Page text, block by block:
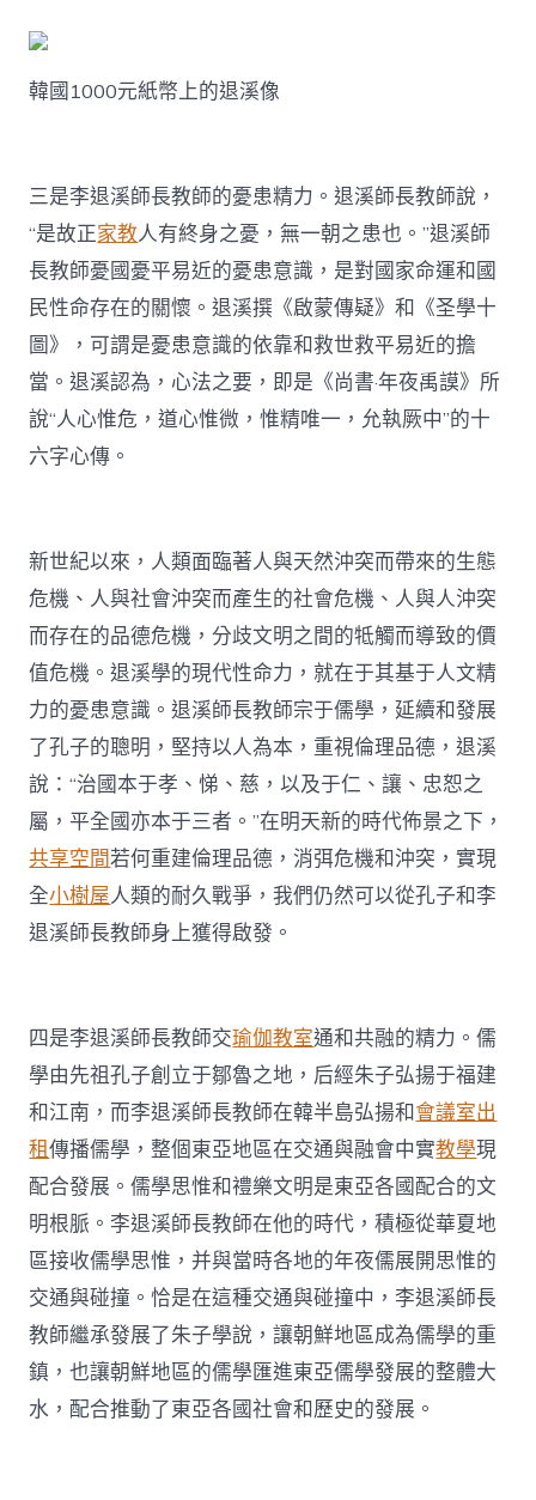
韓國1000元紙幣上的退溪像
三是李退溪師長教師的憂患精力。退溪師長教師說，
“是故正家教人有終身之憂，無一朝之患也。”退溪師
長教師憂國憂平易近的憂患意識，是對國家命運和國
民性命存在的關懷。退溪撰《啟蒙傳疑》和《圣學十
圖》，可謂是憂患意識的依靠和救世救平易近的擔
當。退溪認為，心法之要，即是《尚書·年夜禹謨》所
說“人心惟危，道心惟微，惟精唯一，允執厥中”的十
六字心傳。
新世紀以來，人類面臨著人與天然沖突而帶來的生態
危機、人與社會沖突而產生的社會危機、人與人沖突
而存在的品德危機，分歧文明之間的牴觸而導致的價
值危機。退溪學的現代性命力，就在于其基于人文精
力的憂患意識。退溪師長教師宗于儒學，延續和發展
了孔子的聰明，堅持以人為本，重視倫理品德，退溪
說：“治國本于孝、悌、慈，以及于仁、讓、忠恕之
屬，平全國亦本于三者。”在明天新的時代佈景之下，
共享空間若何重建倫理品德，消弭危機和沖突，實現
全小樹屋人類的耐久戰爭，我們仍然可以從孔子和李
退溪師長教師身上獲得啟發。
四是李退溪師長教師交瑜伽教室通和共融的精力。儒
學由先祖孔子創立于鄒魯之地，后經朱子弘揚于福建
和江南，而李退溪師長教師在韓半島弘揚和會議室出
租傳播儒學，整個東亞地區在交通與融會中實教學現
配合發展。儒學思惟和禮樂文明是東亞各國配合的文
明根脈。李退溪師長教師在他的時代，積極從華夏地
區接收儒學思惟，并與當時各地的年夜儒展開思惟的
交通與碰撞。恰是在這種交通與碰撞中，李退溪師長
教師繼承發展了朱子學說，讓朝鮮地區成為儒學的重
鎮，也讓朝鮮地區的儒學匯進東亞儒學發展的整體大
水，配合推動了東亞各國社會和歷史的發展。